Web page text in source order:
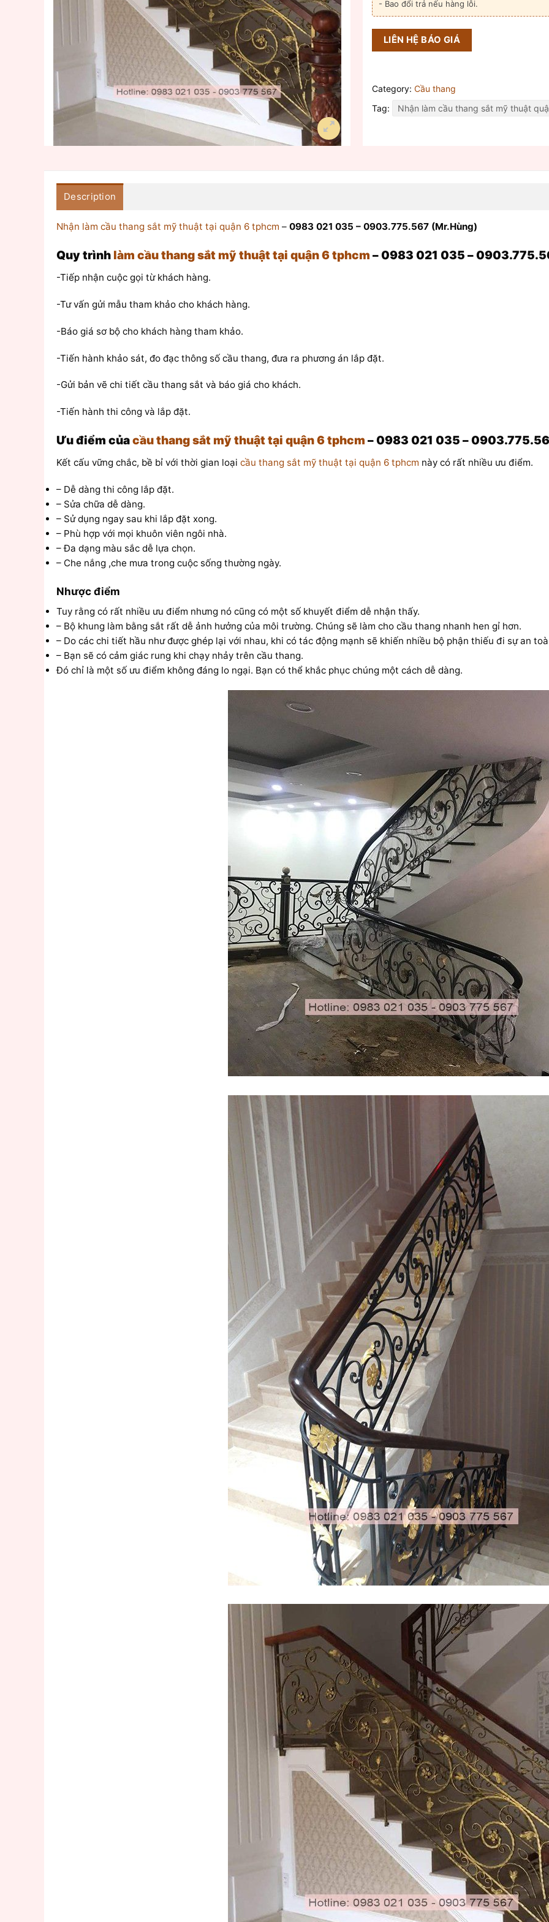
- Bao đổi trả nếu hàng lỗi.
LIÊN HỆ BÁO GIÁ
Category: Cầu thang
Tag:
Nhận làm cầu thang sắt mỹ thuật
Description
Nhận làm cầu thang sắt mỹ thuật tại quận 6 tphcm – 0983 021 035 – 0903.775.567 (Mr.Hùng)
Quy trình làm cầu thang sắt mỹ thuật tại quận 6 tphcm – 0983 021 035 –
-Tiếp nhận cuộc gọi từ khách hàng.
-Tư vấn gửi mẫu tham khảo cho khách hàng.
-Báo giá sơ bộ cho khách hàng tham khảo.
-Tiến hành khảo sát, đo đạc thông số cầu thang, đưa ra phương án lắp đặt.
-Gửi bản vẽ chi tiết cầu thang sắt và báo giá cho khách.
-Tiến hành thi công và lắp đặt.
Ưu điểm củacầu thang sắt mỹ thuật tại quận 6 tphcm –0983 021 035 –
Kết cấu vững chắc, bề bỉ với thời gian loại cầu thang sắt mỹ thuật tại quận 6 tphcm này có rất nhiều ưu điểm.
– Dễ dàng thi công lắp đặt.
– Sửa chữa dễ dàng.
– Sử dụng ngay sau khi lắp đặt xong.
– Phù hợp với mọi khuôn viên ngôi nhà.
– Đa dạng màu sắc dễ lựa chọn.
– Che nắng ,che mưa trong cuộc sống thường ngày.
Nhược điểm
Tuy rằng có rất nhiều ưu điểm nhưng nó cũng có một số khuyết điểm dễ nhận thấy.
– Bộ khung làm bằng sắt rất dễ ảnh hưởng của môi trường. Chúng sẽ làm cho cầu thang nhanh hen gỉ hơn.
– Do các chi tiết hầu như được ghép lại với nhau, khi có tác động mạnh sẽ khiến nhiều bộ phận thiếu đi sự an
– Bạn sẽ có cảm giác rung khi chạy nhảy trên cầu thang.
Đó chỉ là một số ưu điểm không đáng lo ngại. Bạn có thể khắc phục chúng một cách dễ dàng.